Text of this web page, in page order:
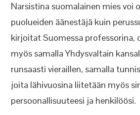
Narsistina suomalainen mies voi
puolueiden äänestäjä kuin
kirjoitat Suomessa professorina,
myös samalla Yhdysvaltain
runsaasti vieraillen, samalla
joita lähivuosina liitetään myös
persoonallisuuteesi ja henkilöösi.